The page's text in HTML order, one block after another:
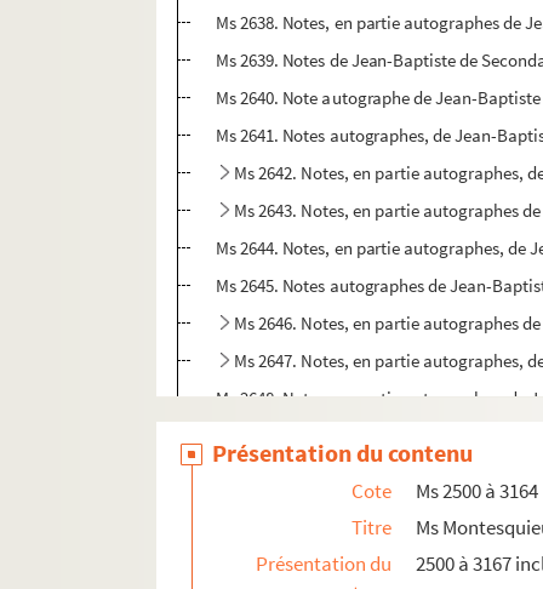
Ms 2638. Notes, en partie autographes de
Ms 2639. Notes de Jean-Baptiste de
Ms 2640. Note autographe de Jean-
Ms 2641. Notes autographes, de Jean-
Ms 2642. Notes, en partie autographes,
Ms 2643. Notes, en partie autographes
Ms 2644. Notes, en partie autographes, de
Ms 2645. Notes autographes de Jean-
Ms 2646. Notes, en partie autographes
Ms 2647. Notes, en partie autographes,
Ms 2648. Notes, en partie autographes, de
Présentation du contenu
Cote
Ms 2500 à 3164
Titre
Ms
Présentation du
2500 à 3167